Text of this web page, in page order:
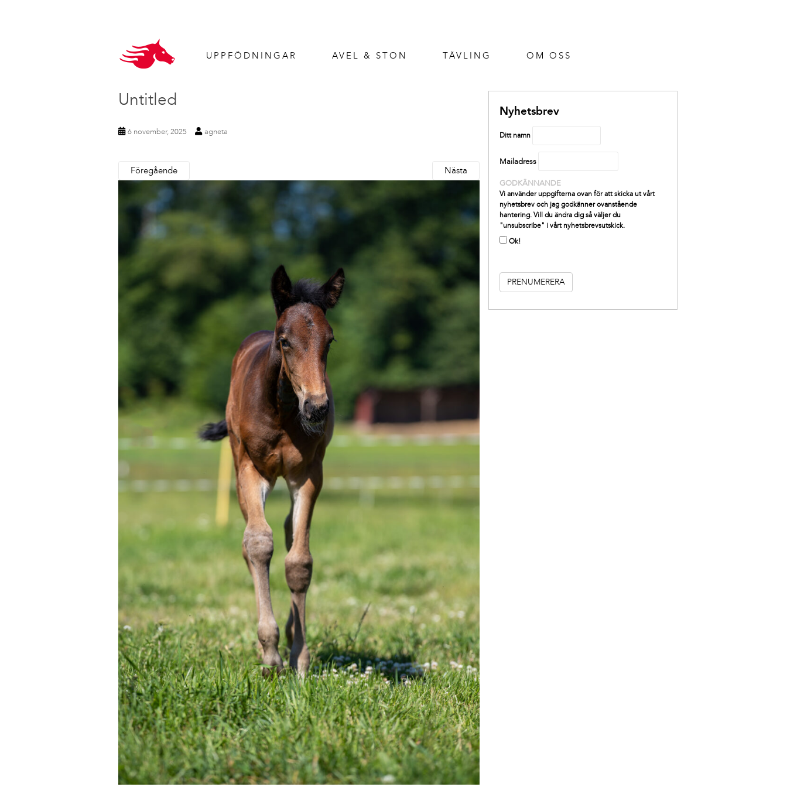
UPPFÖDNINGAR AVEL & STON TÄVLING OM OSS
Untitled
6 november, 2025 agneta
Föregående Nästa
Nyhetsbrev
Ditt namn
Mailadress
GODKÄNNANDE
Vi använder uppgifterna ovan för att skicka ut vårt
nyhetsbrev och jag godkänner ovanstående
hantering. Vill du ändra dig så väljer du
"unsubscribe" i vårt nyhetsbrevsutskick.
Ok!